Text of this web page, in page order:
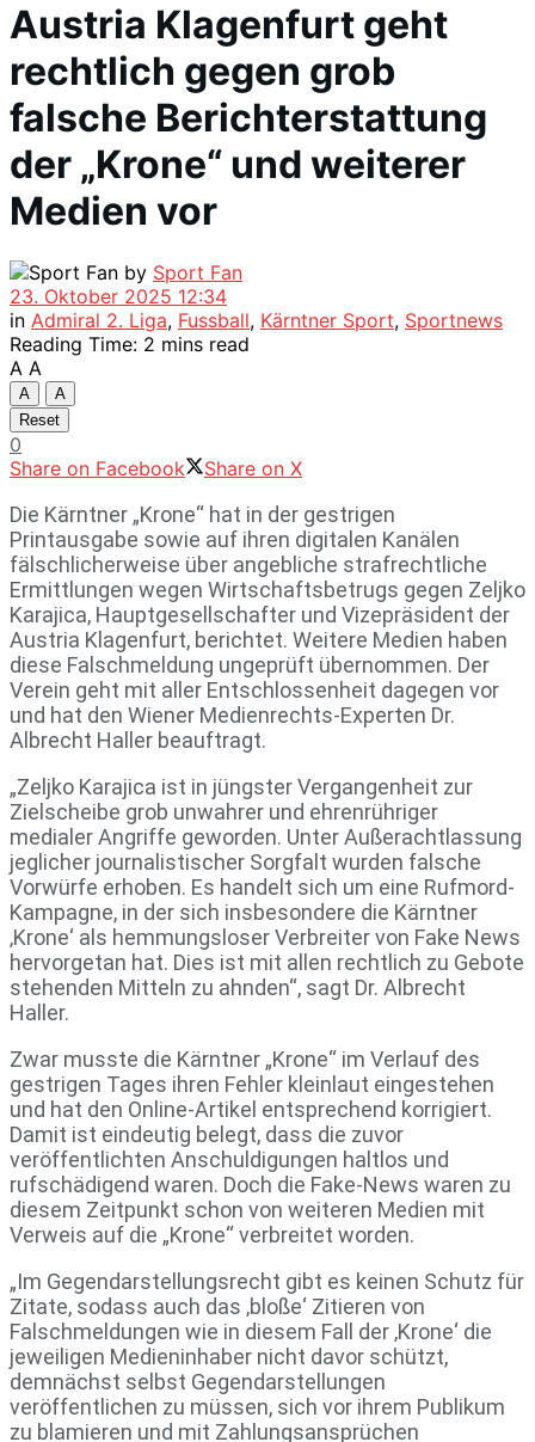
Austria Klagenfurt geht
rechtlich gegen grob
falsche Berichterstattung
der „Krone“ und weiterer
Medien vor
by Sport Fan
23. Oktober 2025 12:34
in Admiral 2. Liga, Fussball, Kärntner Sport, Sportnews
Reading Time: 2 mins read
A A
A
A
Reset
0
Share on Facebook
Share on X
Die Kärntner „Krone“ hat in der gestrigen
Printausgabe sowie auf ihren digitalen Kanälen
fälschlicherweise über angebliche strafrechtliche
Ermittlungen wegen Wirtschaftsbetrugs gegen Zeljko
Karajica, Hauptgesellschafter und Vizepräsident der
Austria Klagenfurt, berichtet. Weitere Medien haben
diese Falschmeldung ungeprüft übernommen. Der
Verein geht mit aller Entschlossenheit dagegen vor
und hat den Wiener Medienrechts-Experten Dr.
Albrecht Haller beauftragt.
„Zeljko Karajica ist in jüngster Vergangenheit zur
Zielscheibe grob unwahrer und ehrenrühriger
medialer Angriffe geworden. Unter Außerachtlassung
jeglicher journalistischer Sorgfalt wurden falsche
Vorwürfe erhoben. Es handelt sich um eine Rufmord-
Kampagne, in der sich insbesondere die Kärntner
‚Krone‘ als hemmungsloser Verbreiter von Fake News
hervorgetan hat. Dies ist mit allen rechtlich zu Gebote
stehenden Mitteln zu ahnden“, sagt Dr. Albrecht
Haller.
Zwar musste die Kärntner „Krone“ im Verlauf des
gestrigen Tages ihren Fehler kleinlaut eingestehen
und hat den Online-Artikel entsprechend korrigiert.
Damit ist eindeutig belegt, dass die zuvor
veröffentlichten Anschuldigungen haltlos und
rufschädigend waren. Doch die Fake-News waren zu
diesem Zeitpunkt schon von weiteren Medien mit
Verweis auf die „Krone“ verbreitet worden.
„Im Gegendarstellungsrecht gibt es keinen Schutz für
Zitate, sodass auch das ‚bloße‘ Zitieren von
Falschmeldungen wie in diesem Fall der ‚Krone‘ die
jeweiligen Medieninhaber nicht davor schützt,
demnächst selbst Gegendarstellungen
veröffentlichen zu müssen, sich vor ihrem Publikum
zu blamieren und mit Zahlungsansprüchen